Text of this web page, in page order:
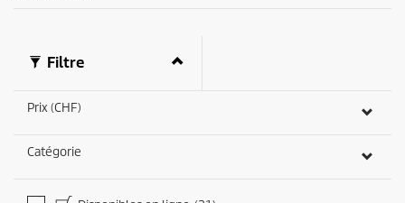
Filtre
Prix (CHF)
Catégorie